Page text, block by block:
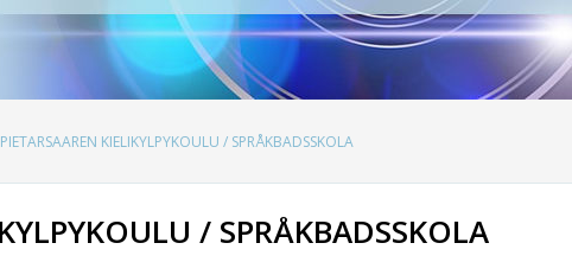
PIETARSAAREN KIELIKYLPYKOULU / SPRÅKBADSSKOLA
/ SPRÅKBADSSKOLA